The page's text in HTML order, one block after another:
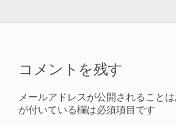
コメントを残す
メールアドレスが公開されることは
が付いている欄は必須項目です